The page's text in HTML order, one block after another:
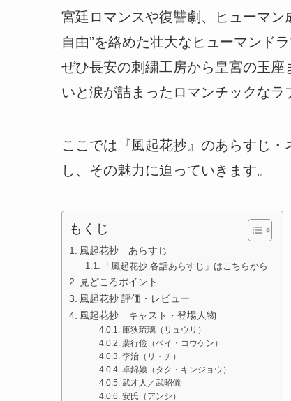
宮廷ロマンスや復讐劇、ヒューマン
自由”を絡めた壮大なヒューマンド
ぜひ長安の刺繍工房から皇宮の玉
いと涙が詰まったロマンチックな
ここでは『風起花抄』のあらすじ
し、その魅力に迫っていきます。
もくじ
風起花抄 あらすじ
「風起花抄 各話あらすじ」はこちらから
見どころポイント
風起花抄 評価・レビュー
風起花抄 キャスト・登場人物
庫狄琉璃（リュウリ）
裴行俭（ペイ・コウケン）
李治（リ・チ）
卓錦娘（タク・キンジョウ）
武才人／武昭儀
安氏（アンシ）